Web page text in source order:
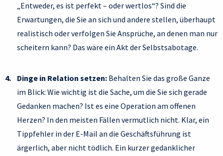
„Entweder, es ist perfekt – oder wertlos“? Sind die
Erwartungen, die Sie an sich und andere stellen, überhaupt
realistisch oder verfolgen Sie Ansprüche, an denen man nur
scheitern kann? Das wäre ein Akt der Selbstsabotage.
Dinge in Relation setzen: Behalten Sie das große Ganze
im Blick: Wie wichtig ist die Sache, um die Sie sich gerade
Gedanken machen? Ist es eine Operation am offenen
Herzen? In den meisten Fällen vermutlich nicht. Klar, ein
Tippfehler in der E-Mail an die Geschäftsführung ist
ärgerlich, aber nicht tödlich. Ein kurzer gedanklicher